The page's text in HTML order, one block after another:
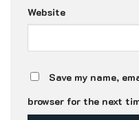
Website
Save my name,
browser for the next